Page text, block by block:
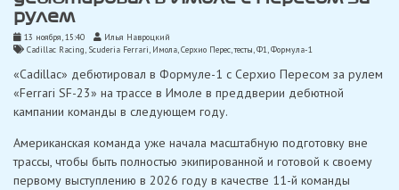
рулем
13 ноября, 15:40
Илья Навроцкий
Cadillac Racing, Scuderia Ferrari, Имола,Серхио Перес,тесты,Ф1,Формула-1
«Cadillac» дебютировал в Формуле-1 с Серхио Пересом за рулем
«Ferrari SF-23» на трассе в Имоле в преддверии дебютной
кампании команды в следующем году.
Американская команда уже начала масштабную подготовку вне
трассы, чтобы быть полностью экипированной и готовой к своему
первому выступлению в 2026 году в качестве 11-й команды